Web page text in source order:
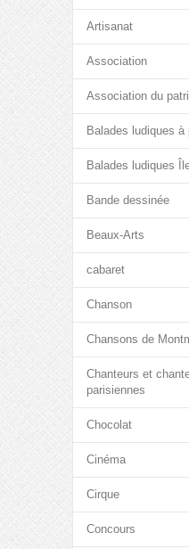
Artisanat
Association
Association du
Balades ludiques
Balades ludiques
Bande dessinée
Beaux-Arts
cabaret
Chanson
Chansons de
Chanteurs et
parisiennes
Chocolat
Cinéma
Cirque
Concours